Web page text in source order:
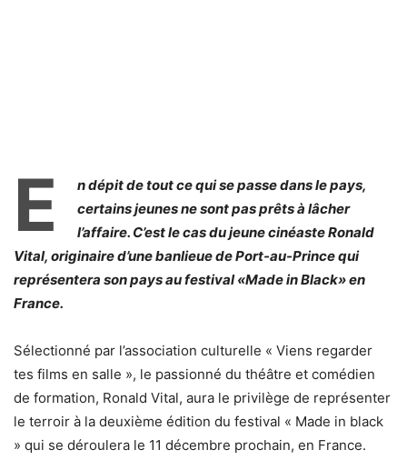
E
n dépit de tout ce qui se passe dans le pays,
certains jeunes ne sont pas prêts à lâcher
l’affaire. C’est le cas du jeune cinéaste Ronald
Vital, originaire d’une banlieue de Port-au-Prince qui
représentera son pays au festival «Made in Black» en
France.
Sélectionné par l’association culturelle « Viens regarder
tes films en salle », le passionné du théâtre et comédien
de formation, Ronald Vital, aura le privilège de représenter
le terroir à la deuxième édition du festival « Made in black
» qui se déroulera le 11 décembre prochain, en France.